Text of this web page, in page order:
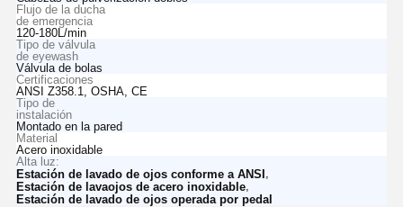
Flujo de la ducha
de emergencia
120-180L/min
Tipo de válvula
de eyewash
Válvula de bolas
Certificaciones
ANSI Z358.1, OSHA, CE
Tipo de
instalación
Montado en la pared
Material
Acero inoxidable
Alta luz:
Estación de lavado de ojos conforme a ANSI
Estación de lavaojos de acero inoxidable,
Estación de lavado de ojos operada por pedal